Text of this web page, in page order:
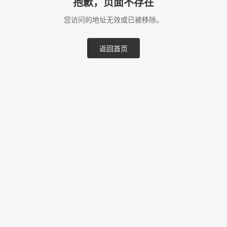
抱歉，页面不存在
您访问的地址无效或已被移除。
返回首页